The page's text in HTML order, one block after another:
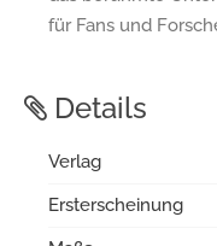
für Fans und
Details
Verlag
Ersterscheinung